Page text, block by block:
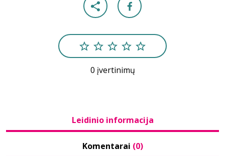
0 įvertinimų
Leidinio informacija
Komentarai (0)